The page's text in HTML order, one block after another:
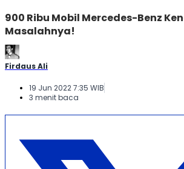
900 Ribu Mobil Mercedes-Benz
Masalahnya!
Firdaus Ali
19 Jun 2022 7:35 WIB
3 menit baca